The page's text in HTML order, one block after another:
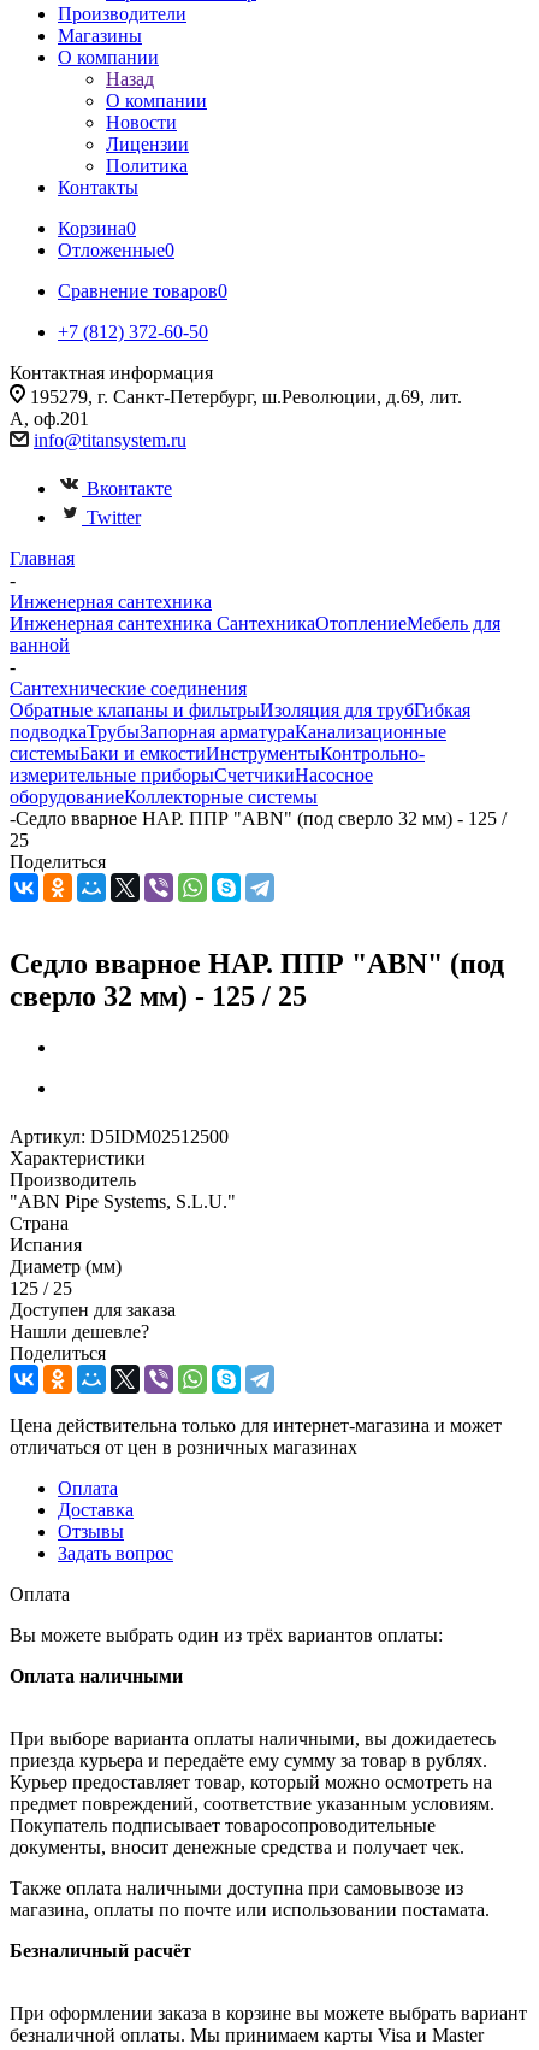
Производители
Магазины
О компании
Назад
О компании
Новости
Лицензии
Политика
Контакты
Корзина0
Отложенные0
Сравнение товаров0
+7 (812) 372-60-50
Контактная информация
195279, г. Санкт-Петербург, ш.Революции, д.69, лит.
А, оф.201
info@titansystem.ru
Вконтакте
Twitter
Главная
-
Инженерная сантехника
Инженерная сантехника СантехникаОтоплениеМебель для
ванной
-
Сантехнические соединения
Обратные клапаны и фильтрыИзоляция для трубГибкая
подводкаТрубыЗапорная арматураКанализационные
системыБаки и емкостиИнструментыКонтрольно-
измерительные приборыСчетчикиНасосное
оборудованиеКоллекторные системы
-Седло вварное НАР. ППР "ABN" (под сверло 32 мм) - 125 /
25
Поделиться
Седло вварное НАР. ППР "ABN" (под
сверло 32 мм) - 125 / 25
Артикул: D5IDM02512500
Характеристики
Производитель
"ABN Pipe Systems, S.L.U."
Страна
Испания
Диаметр (мм)
125 / 25
Доступен для заказа
Нашли дешевле?
Поделиться
Цена действительна только для интернет-магазина и может
отличаться от цен в розничных магазинах
Оплата
Доставка
Отзывы
Задать вопрос
Оплата
Вы можете выбрать один из трёх вариантов оплаты:
Оплата наличными
При выборе варианта оплаты наличными, вы дожидаетесь
приезда курьера и передаёте ему сумму за товар в рублях.
Курьер предоставляет товар, который можно осмотреть на
предмет повреждений, соответствие указанным условиям.
Покупатель подписывает товаросопроводительные
документы, вносит денежные средства и получает чек.
Также оплата наличными доступна при самовывозе из
магазина, оплаты по почте или использовании постамата.
Безналичный расчёт
При оформлении заказа в корзине вы можете выбрать вариант
безналичной оплаты. Мы принимаем карты Visa и Master